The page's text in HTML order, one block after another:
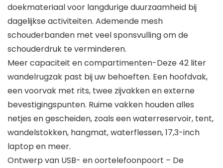
doekmateriaal voor langdurige duurzaamheid bij
dagelijkse activiteiten. Ademende mesh
schouderbanden met veel sponsvulling om de
schouderdruk te verminderen.
Meer capaciteit en compartimenten-Deze 42 liter
wandelrugzak past bij uw behoeften. Een hoofdvak,
een voorvak met rits, twee zijvakken en externe
bevestigingspunten. Ruime vakken houden alles
netjes en gescheiden, zoals een waterreservoir, tent,
wandelstokken, hangmat, waterflessen, 17,3-inch
laptop en meer.
Ontwerp van USB- en oortelefoonpoort – De